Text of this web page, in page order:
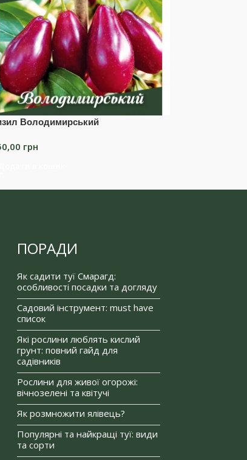
Володимирський
грн
ПОРАДИ
Як садити туї Смарагд:
особливості посадки та догляду
Садовий інструмент: must have
список
Які рослини люблять кислий
грунт: повний гайд для
садівників
Рослини для живої огорожі:
вічнозелені та квітучі
Як розмножити ялівець?
Популярні та найкращі туї: види
та сорти